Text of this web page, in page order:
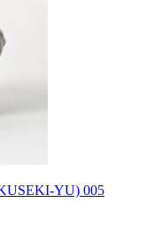
YU) 005